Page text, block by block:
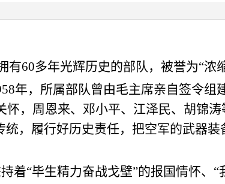
有60多年光辉历史的部队，被誉为“浓
年，所属部队曾由毛主席亲自签令
，周恩来、邓小平、江泽民、胡锦
，履行好历史责任，把空军的武器
着“毕生精力奋战戈壁”的报国情怀、